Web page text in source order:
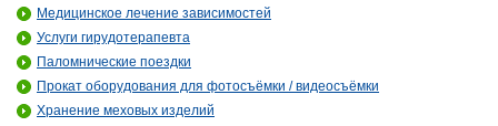
Медицинское лечение зависимостей
Услуги гирудотерапевта
Паломнические поездки
Прокат оборудования для фотосъёмки / видеосъёмки
Хранение меховых изделий